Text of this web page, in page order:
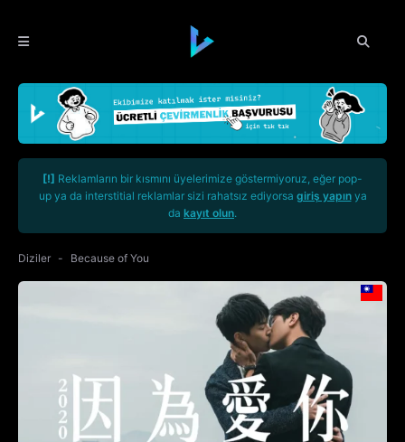
[!] Reklamların bir kısmını üyelerimize göstermiyoruz, eğer pop-
up ya da interstitial reklamlar sizi rahatsız ediyorsa giriş yapınya
da kayıt olun.
Diziler Because of You